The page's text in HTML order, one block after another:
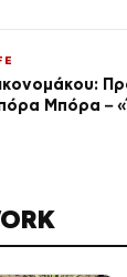
Μπόρα –